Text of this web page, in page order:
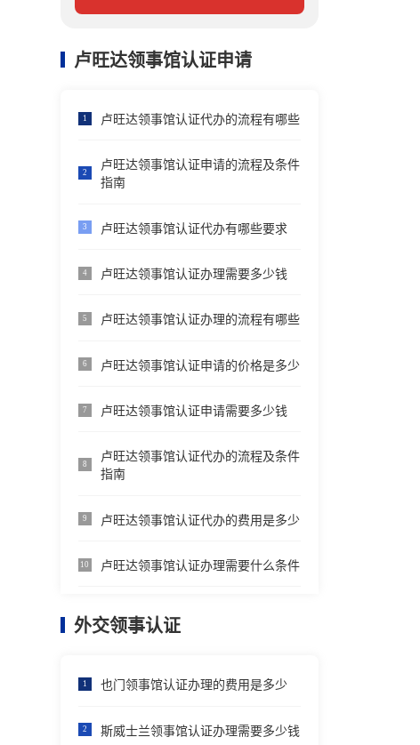
卢旺达领事馆认证申请
1 卢旺达领事馆认证代办的流程有哪些
2
卢旺达领事馆认证申请的流程及条件
指南
3 卢旺达领事馆认证代办有哪些要求
4 卢旺达领事馆认证办理需要多少钱
5 卢旺达领事馆认证办理的流程有哪些
6 卢旺达领事馆认证申请的价格是多少
7 卢旺达领事馆认证申请需要多少钱
8
卢旺达领事馆认证代办的流程及条件
指南
9 卢旺达领事馆认证代办的费用是多少
10 卢旺达领事馆认证办理需要什么条件
外交领事认证
1 也门领事馆认证办理的费用是多少
2 斯威士兰领事馆认证办理需要多少钱